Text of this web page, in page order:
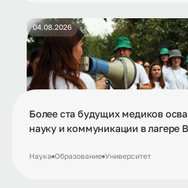
04.08.2026
Более ста будущих медиков
науку и коммуникации в лагере
Наука Образование Университет